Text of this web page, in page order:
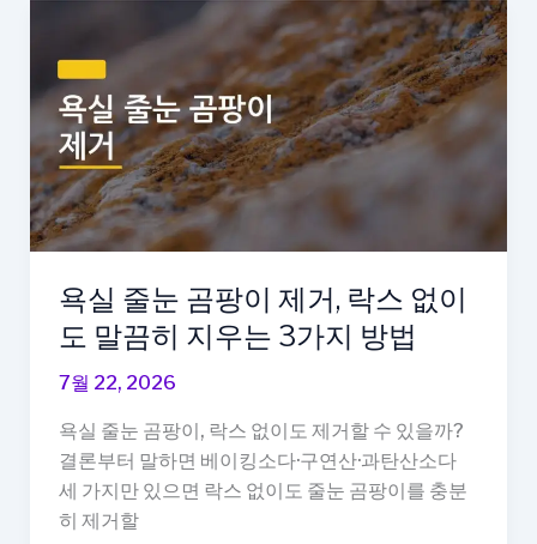
인,
원
인
별
로
잡
야
전
히
라
지
는
이
욕실 줄눈 곰팡이 제거, 락스 없이
도 말끔히 지우는 3가지 방법
7월 22, 2026
욕실 줄눈 곰팡이, 락스 없이도 제거할 수 있을까?
결론부터 말하면 베이킹소다·구연산·과탄산소다
세 가지만 있으면 락스 없이도 줄눈 곰팡이를 충분
히 제거할